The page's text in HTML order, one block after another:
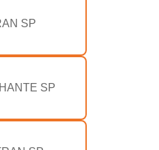
SP
SP